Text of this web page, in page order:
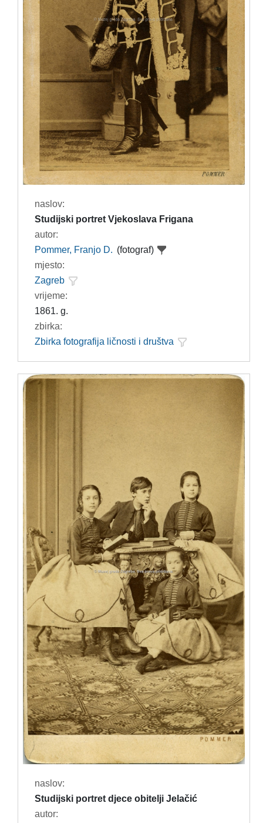
naslov:
Studijski portret Vjekoslava Frigana
autor:
Pommer, Franjo D. (fotograf)
mjesto:
Zagreb
vrijeme:
1861. g.
zbirka:
Zbirka fotografija ličnosti i društva
naslov:
Studijski portret djece obitelji Jelačić
autor: